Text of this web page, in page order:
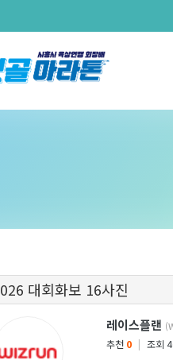
대회화보 16사진
레이스플랜
추천 0 | 조회